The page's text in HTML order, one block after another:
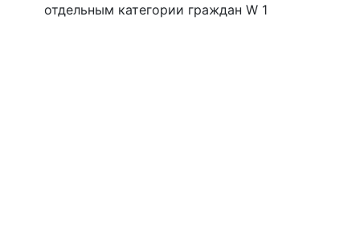
отдельным категории граждан W 1